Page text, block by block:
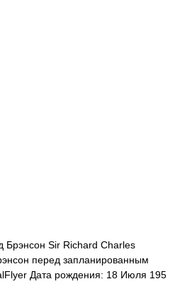
Брэнсон Sir Richard Charles
перед запланированным
Дата рождения: 18 Июля 195